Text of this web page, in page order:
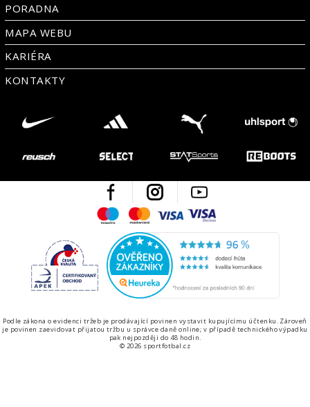
PORADNA
MAPA WEBU
KARIÉRA
KONTAKTY
Facebook Instagram
MaestroMastercard
Visa
Česká kvalita
Podle zákona o evidenci tržeb je prodávající povinen vystavit kupujícímu účtenku. Zároveň
je povinen zaevidovat přijatou tržbu u správce daně online; v případě technického výpadku
pak nejpozději do 48 hodin.
© 2026 sportfotbal.cz